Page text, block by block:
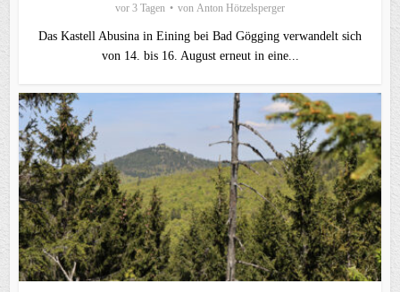
vor 3 Tagen von Anton Hötzelsperger
Das Kastell Abusina in Eining bei Bad Gögging verwandelt sich
von 14. bis 16. August erneut in eine...